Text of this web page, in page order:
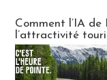
Comment l’IA
l’attractivité